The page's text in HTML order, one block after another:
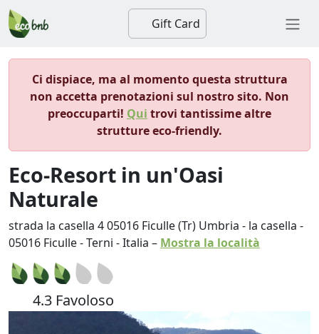
Gift Card
Ci dispiace, ma al momento questa struttura
non accetta prenotazioni sul nostro sito. Non
preoccuparti! Qui trovi tantissime altre
strutture eco-friendly.
Eco-Resort in un'Oasi
Naturale
strada la casella 4 05016 Ficulle (Tr) Umbria - la casella -
05016 Ficulle-Terni -Italia – Mostra la località
4.3 Favoloso